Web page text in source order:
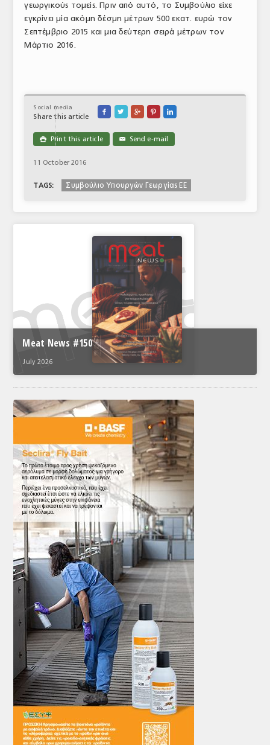
γεωργικούς τομείς. Πριν από αυτό, το Συμβούλιο είχε
εγκρίνει μία ακόμη δέσμη μέτρων 500 εκατ. ευρώ τον
Σεπτέμβριο 2015 και μια δεύτερη σειρά μέτρων τον
Μάρτιο 2016.
Social media
Share this article
    
 Print this article ✉ Send e-mail
11 October 2016
TAGS: Συμβούλιο Υπουργών Γεωργίας ΕΕ
Meat News #150
July 2026